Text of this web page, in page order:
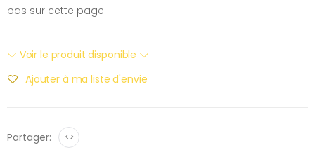
bas sur cette page.
Voir le produit disponible
Ajouter à ma liste d'envie
Partager: <>